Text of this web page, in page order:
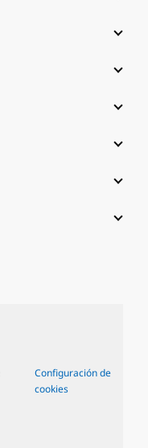
Configuración de
cookies